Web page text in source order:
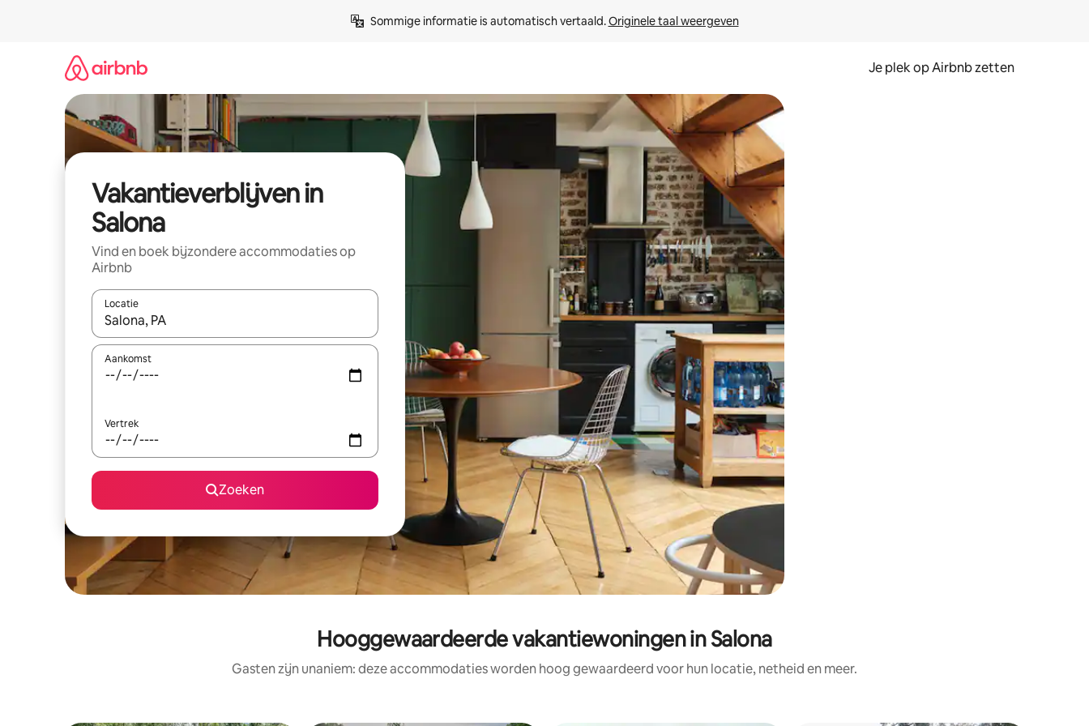
Sommige informatie is automatisch vertaald. Originele taal weergeven
Je plek op Airbnb zetten
Vakantieverblijven in
Salona
Vind en boek bijzondere accommodaties op
Airbnb
Locatie
Wanneer er resultaten beschikbaar zijn, maak je een keuze met je de pijltjestoetsen omhoog en omlaag, óf door te tikken of swipen.
Aankomst
Vertrek
Zoeken
Hooggewaardeerde vakantiewoningen in Salona
Gasten zijn unaniem: deze accommodaties worden hoog gewaardeerd voor hun locatie, netheid en meer.